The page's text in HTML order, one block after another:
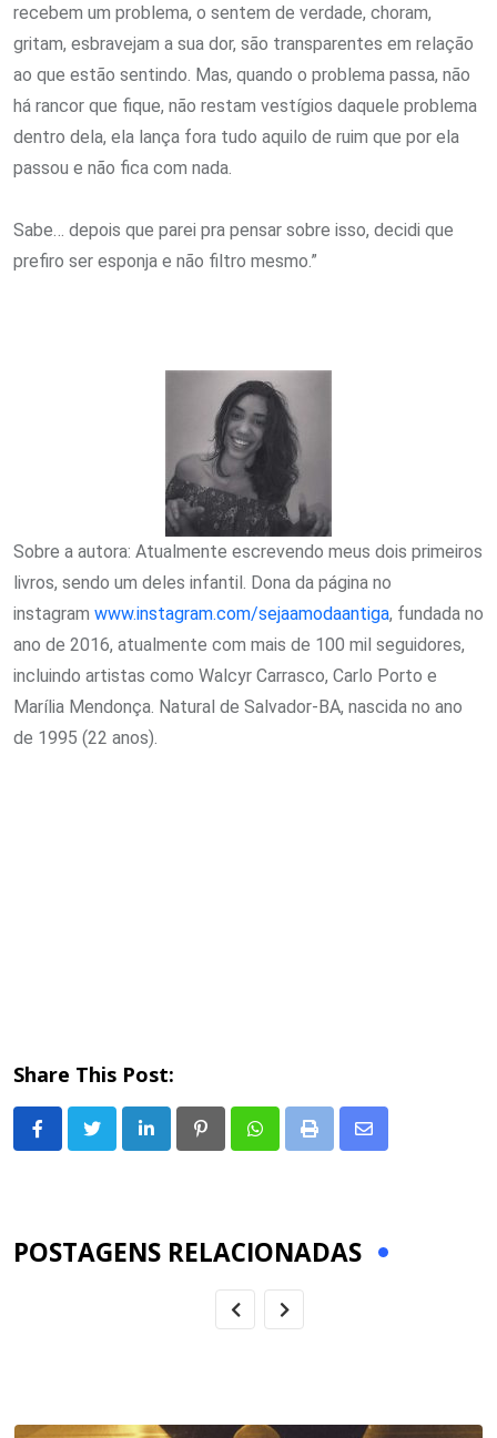
recebem um problema, o sentem de verdade, choram,
gritam, esbravejam a sua dor, são transparentes em relação
ao que estão sentindo. Mas, quando o problema passa, não
há rancor que fique, não restam vestígios daquele problema
dentro dela, ela lança fora tudo aquilo de ruim que por ela
passou e não fica com nada.
Sabe… depois que parei pra pensar sobre isso, decidi que
prefiro ser esponja e não filtro mesmo.”
Sobre a autora: Atualmente escrevendo meus dois primeiros
livros, sendo um deles infantil. Dona da página no
instagram www.instagram.com/sejaamodaantiga, fundada no
ano de 2016, atualmente com mais de 100 mil seguidores,
incluindo artistas como Walcyr Carrasco, Carlo Porto e
Marília Mendonça. Natural de Salvador-BA, nascida no ano
de 1995 (22 anos).
Share This Post:
LinkedIn PinterestWhatsappPrint
Share
POSTAGENS RELACIONADAS